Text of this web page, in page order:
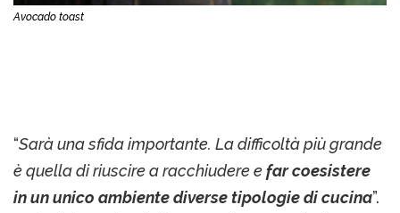
Avocado toast
“Sarà una sfida importante. La difficoltà più grande
è quella di riuscire a racchiudere efar coesistere
in un unico ambiente diverse tipologie di cucina”.